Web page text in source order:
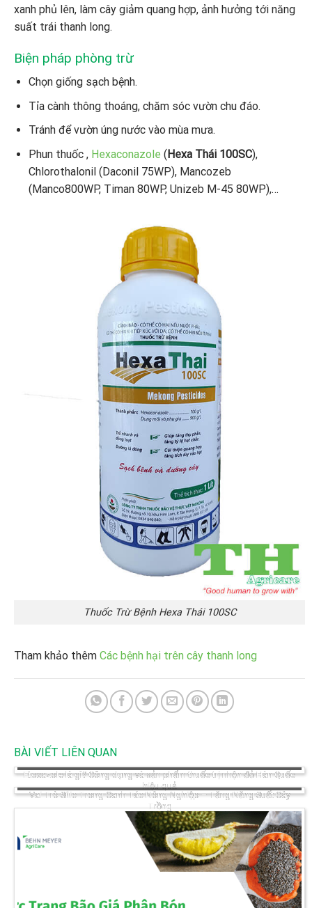
xanh phủ lên, làm cây giảm quang hợp, ảnh hưởng tới năng
suất trái thanh long.
Biện pháp phòng trừ
Chọn giống sạch bệnh.
Tỉa cành thông thoáng, chăm sóc vườn chu đáo.
Tránh để vườn úng nước vào mùa mưa.
Phun thuốc , Hexaconazole (Hexa Thái 100SC),
Chlorothalonil (Daconil 75WP), Mancozeb
(Manco800WP, Timan 80WP, Unizeb M-45 80WP),…
Thuốc Trừ Bệnh Hexa Thái 100SC
Tham khảo thêm Các bệnh hại trên cây thanh long
BÀI VIẾT LIÊN QUAN
Etoxazole là gì? Công dụng và sản phẩm thuốc trị nhện đỏ Hàn Quốc
hiệu quả
Vai Trò Silic Trong Canh Tác Nông Nghiệp – Tăng Năng Suất Cây
Trồng